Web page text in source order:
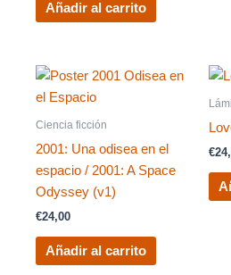
Añadir al carrito
Ciencia ficción
2001: Una odisea en el
espacio / 2001: A Space
Odyssey (v1)
€24,00
Añadir al carrito
€